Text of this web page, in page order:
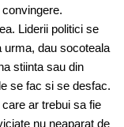
Liderii politici se
urma, dau socoteala
stiinta sau din
se fac si se desfac.
ar trebui sa fie
nu neaparat de